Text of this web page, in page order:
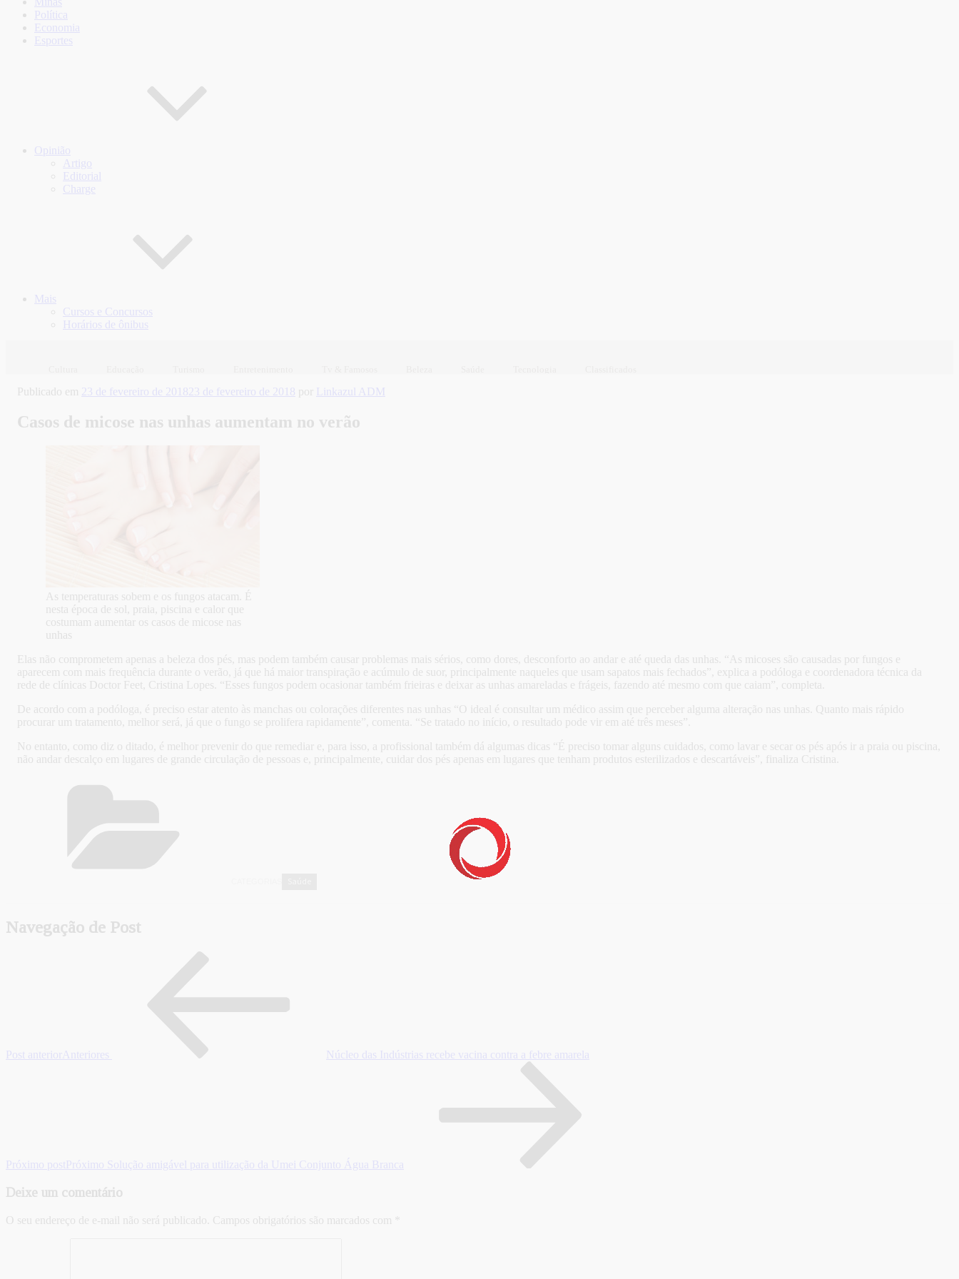
Política
Economia
Esportes
Opinião
Artigo
Editorial
Charge
Mais
Cursos e Concursos
Horários de ônibus
Publicado em 23 de fevereiro de 2018 23 de fevereiro de 2018 por Linkazul ADM
Casos de micose nas unhas aumentam no verão
As temperaturas sobem e os fungos atacam. É
nesta época de sol, praia, piscina e calor que
costumam aumentar os casos de micose nas
unhas
Elas não comprometem apenas a beleza dos pés, mas podem também causar problemas mais sérios, como dores, desconforto ao andar e até queda das unhas. “As micoses são causadas por fungos e
aparecem com mais frequência durante o verão, já que há maior transpiração e acúmulo de suor, principalmente naqueles que usam sapatos mais fechados”, explica a podóloga e coordenadora técnica da
rede de clínicas Doctor Feet, Cristina Lopes. “Esses fungos podem ocasionar também frieiras e deixar as unhas amareladas e frágeis, fazendo até mesmo com que caiam”, completa.
De acordo com a podóloga, é preciso estar atento às manchas ou colorações diferentes nas unhas “O ideal é consultar um médico assim que perceber alguma alteração nas unhas. Quanto mais rápido
procurar um tratamento, melhor será, já que o fungo se prolifera rapidamente”, comenta. “Se tratado no início, o resultado pode vir em até três meses”.
No entanto, como diz o ditado, é melhor prevenir do que remediar e, para isso, a profissional também dá algumas dicas “É preciso tomar alguns cuidados, como lavar e secar os pés após ir a praia ou piscina,
não andar descalço em lugares de grande circulação de pessoas e, principalmente, cuidar dos pés apenas em lugares que tenham produtos esterilizados e descartáveis”, finaliza Cristina.
Navegação de Post
Post anterior Anteriores Núcleo das Indústrias recebe vacina contra a febre amarela
Próximo post Próximo Solução amigável para utilização da Umei Conjunto Água Branca
Deixe um comentário
O seu endereço de e-mail não será publicado. Campos obrigatórios são marcados com